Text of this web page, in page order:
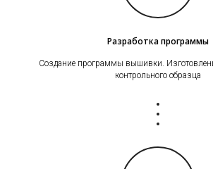
Разработка программы
Создание программы вышивки.
контрольного образца